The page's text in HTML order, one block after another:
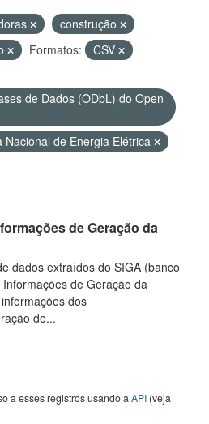
construção
Formatos:
CSV
de Dados (ODbL) do Open
Nacional de Energia Elétrica
de Geração da
dados extraídos do SIGA (banco
de Geração da
dos
de...
a esses registros usando a API (veja